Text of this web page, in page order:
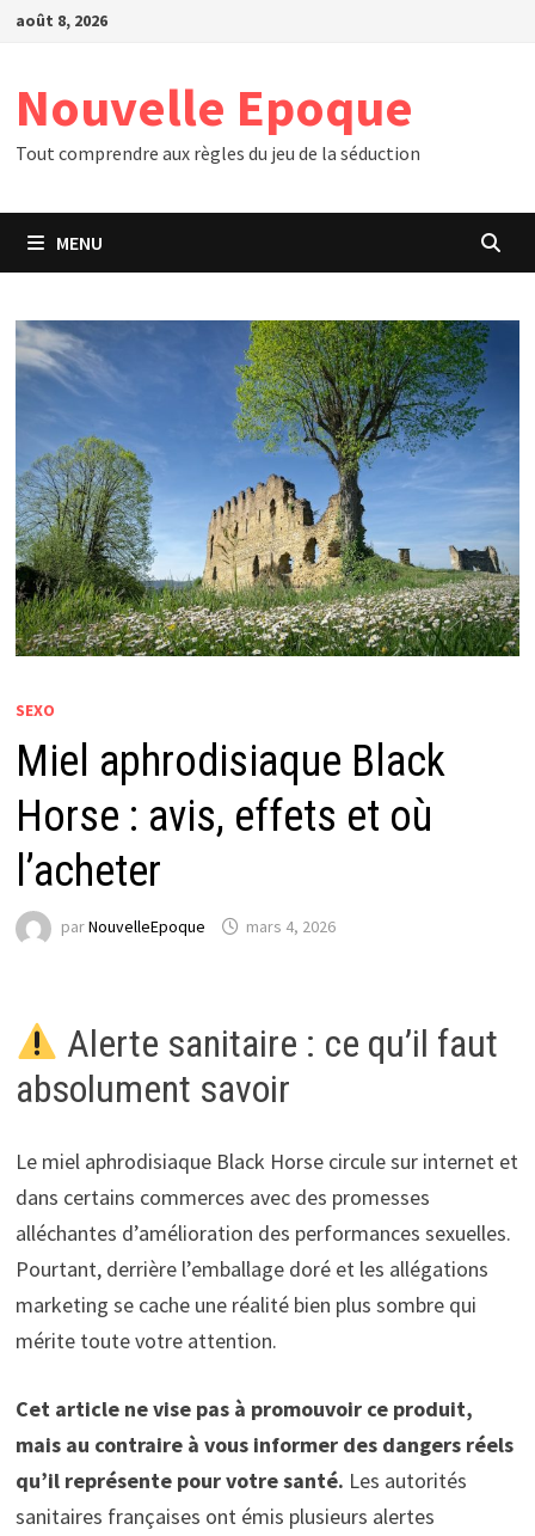
Passer
août 8, 2026
Nouvelle Epoque
Tout comprendre aux règles du jeu de la séduction
MENU
SEXO
Miel aphrodisiaque Black
Horse : avis, effets et où
l’acheter
parNouvelleEpoque mars 4, 2026
Alerte sanitaire : ce qu’il faut
absolument savoir
Le miel aphrodisiaque Black Horse circule sur internet et
dans certains commerces avec des promesses
alléchantes d’amélioration des performances sexuelles.
Pourtant, derrière l’emballage doré et les allégations
marketing se cache une réalité bien plus sombre qui
mérite toute votre attention.
Cet article ne vise pas à promouvoir ce produit,
mais au contraire à vous informer des dangers réels
qu’il représente pour votre santé. Les autorités
sanitaires françaises ont émis plusieurs alertes